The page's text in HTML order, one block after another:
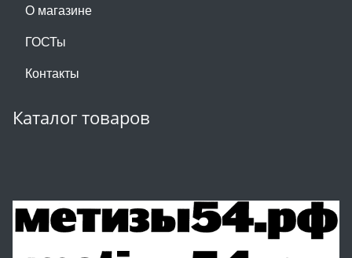
О магазине
ГОСТы
Контакты
Каталог товаров